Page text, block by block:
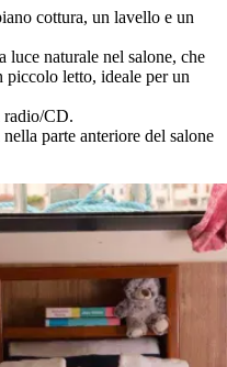
cottura, un lavello e un
naturale nel salone, che
letto, ideale per un
radio/CD.
parte anteriore del salone